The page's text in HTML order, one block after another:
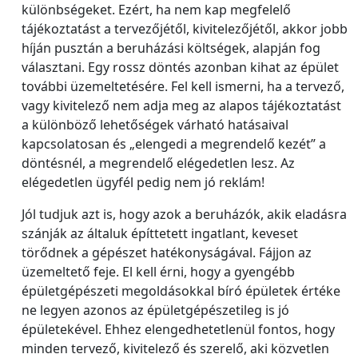
különbségeket. Ezért, ha nem kap megfelelő
tájékoztatást a tervezőjétől, kivitelezőjétől, akkor jobb
híján pusztán a beruházási költségek, alapján fog
választani. Egy rossz döntés azonban kihat az épület
további üzemeltetésére. Fel kell ismerni, ha a tervező,
vagy kivitelező nem adja meg az alapos tájékoztatást
a különböző lehetőségek várható hatásaival
kapcsolatosan és „elengedi a megrendelő kezét” a
döntésnél, a megrendelő elégedetlen lesz. Az
elégedetlen ügyfél pedig nem jó reklám!
Jól tudjuk azt is, hogy azok a beruházók, akik eladásra
szánják az általuk építtetett ingatlant, keveset
törődnek a gépészet hatékonyságával. Fájjon az
üzemeltető feje. El kell érni, hogy a gyengébb
épületgépészeti megoldásokkal bíró épületek értéke
ne legyen azonos az épületgépészetileg is jó
épületekével. Ehhez elengedhetetlenül fontos, hogy
minden tervező, kivitelező és szerelő, aki közvetlen